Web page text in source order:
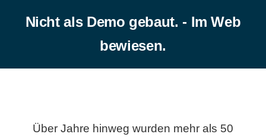
Nicht als Demo gebaut. - Im Web
bewiesen.
Über Jahre hinweg wurden mehr als 50